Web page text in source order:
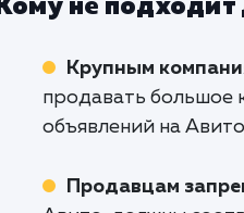
Кому не
Крупным
продавать большое
объявлений на
Продавцам